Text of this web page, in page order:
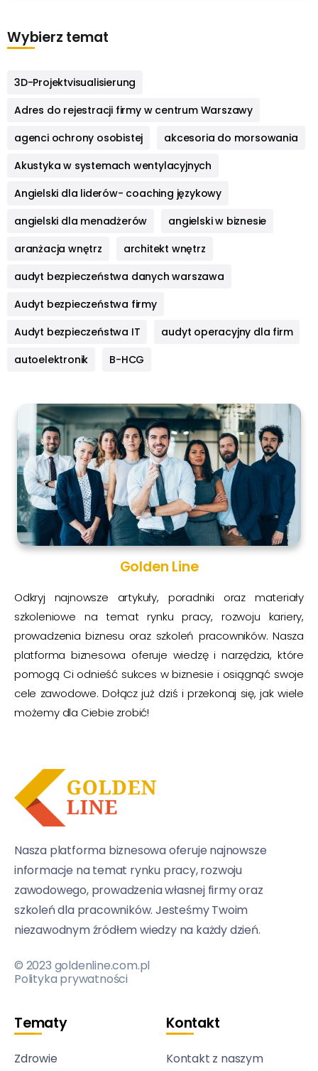
Wybierz temat
3D-Projektvisualisierung
Adres do rejestracji firmy w centrum Warszawy
agenci ochrony osobistej
akcesoria do morsowania
Akustyka w systemach wentylacyjnych
Angielski dla liderów- coaching językowy
angielski dla menadżerów
angielski w biznesie
aranżacja wnętrz
architekt wnętrz
audyt bezpieczeństwa danych warszawa
Audyt bezpieczeństwa firmy
Audyt bezpieczeństwa IT
audyt operacyjny dla firm
autoelektronik
B-HCG
Golden Line
Odkryj najnowsze artykuły, poradniki oraz materiały
szkoleniowe na temat rynku pracy, rozwoju kariery,
prowadzenia biznesu oraz szkoleń pracowników. Nasza
platforma biznesowa oferuje wiedzę i narzędzia, które
pomogą Ci odnieść sukces w biznesie i osiągnąć swoje
cele zawodowe. Dołącz już dziś i przekonaj się, jak wiele
możemy dla Ciebie zrobić!
Nasza platforma biznesowa oferuje najnowsze
informacje na temat rynku pracy, rozwoju
zawodowego, prowadzenia własnej firmy oraz
szkoleń dla pracowników. Jesteśmy Twoim
niezawodnym źródłem wiedzy na każdy dzień.
© 2023 goldenline.com.pl
Polityka prywatności
Tematy
Zdrowie
Kontakt
Kontakt z naszym